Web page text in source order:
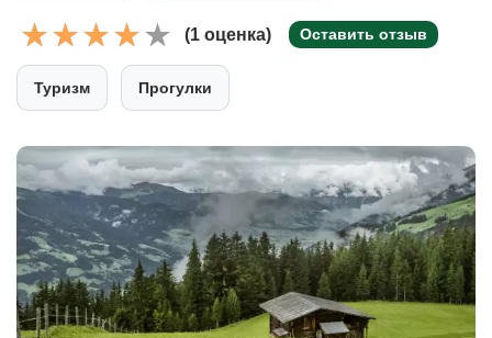
(1 оценка) Оставить отзыв
Туризм Прогулки